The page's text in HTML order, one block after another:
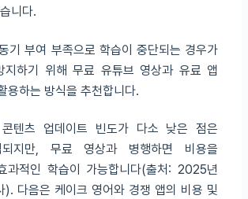
니다.
기 부여 부족으로 학습이 중단되는 경우가
지하기 위해 무료 유튜브 영상과 유료 앱
용하는 방식을 추천합니다.
텐츠 업데이트 빈도가 다소 낮은 점은
되지만, 무료 영상과 병행하면 비용을
과적인 학습이 가능합니다(출처: 2025년
). 다음은 케이크 영어와 경쟁 앱의 비용 및